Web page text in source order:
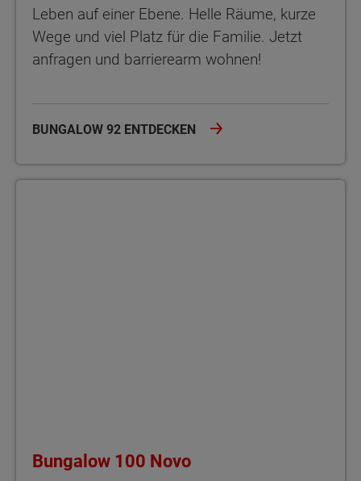
Leben auf einer Ebene. Helle Räume, kurze
Wege und viel Platz für die Familie. Jetzt
anfragen und barrierearm wohnen!
BUNGALOW 92 ENTDECKEN
Bungalow 100 Novo